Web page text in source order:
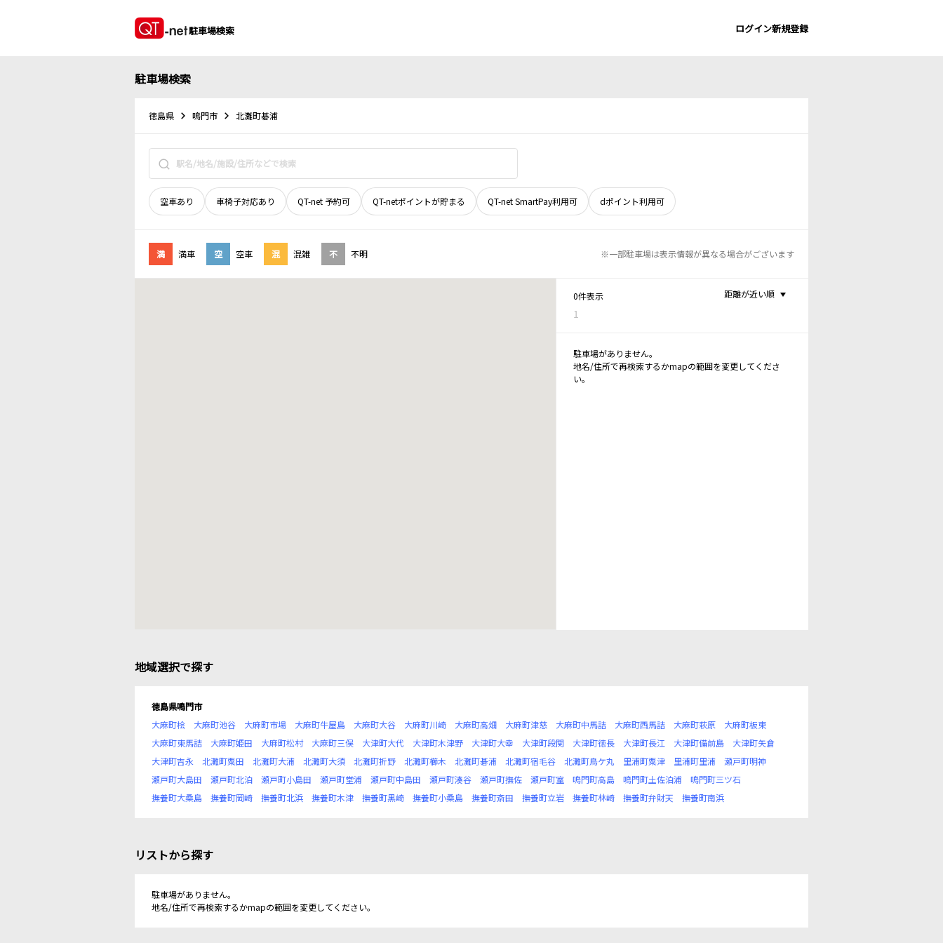
駐車場検索 ログイン新規登録
駐車場検索
徳島県 鳴門市 北灘町碁浦
空車あり 車椅子対応あり QT-net 予約可 QT-netポイントが貯まる QT-net SmartPay利用可 dポイント利用可
満 満車 空 空車 混 混雑 不 不明 ※一部駐車場は表示情報が異なる場合がございます
0件表示
1
距離が近い順
駐車場がありません。
地名/住所で再検索するかmapの範囲を変更してくださ
い。
地域選択で探す
徳島県鳴門市
大麻町桧
大麻町池谷 大麻町市場 大麻町牛屋島 大麻町大谷 大麻町川崎 大麻町高畑 大麻町津慈 大麻町中馬詰 大麻町西馬詰 大麻町萩原
大麻町板東
大麻町東馬詰
大麻町姫田 大麻町松村 大麻町三俣 大津町大代 大津町木津野 大津町大幸 大津町段関 大津町徳長 大津町長江 大津町備前島
大津町矢倉
大津町吉永
北灘町粟田 北灘町大浦 北灘町大須 北灘町折野 北灘町櫛木 北灘町碁浦 北灘町宿毛谷 北灘町鳥ケ丸 里浦町粟津 里浦町里浦
瀬戸町明神
瀬戸町大島田
瀬戸町北泊 瀬戸町小島田 瀬戸町堂浦 瀬戸町中島田 瀬戸町湊谷 瀬戸町撫佐 瀬戸町室 鳴門町高島 鳴門町土佐泊浦
鳴門町三ツ石
撫養町大桑島
撫養町岡崎 撫養町北浜 撫養町木津 撫養町黒崎 撫養町小桑島 撫養町斎田 撫養町立岩 撫養町林崎 撫養町弁財天 撫養町南浜
リストから探す
駐車場がありません。
地名/住所で再検索するかmapの範囲を変更してください。